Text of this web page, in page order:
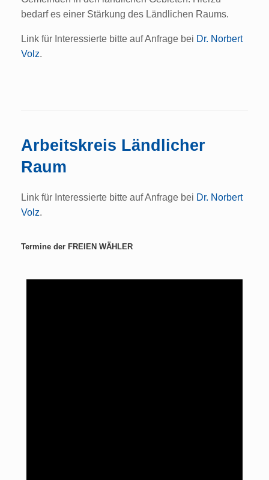
bedarf es einer Stärkung des Ländlichen Raums.
Link für Interessierte bitte auf Anfrage bei Dr. Norbert
Volz.
Arbeitskreis Ländlicher
Raum
Link für Interessierte bitte auf Anfrage bei Dr. Norbert
Volz.
Termine der FREIEN WÄHLER